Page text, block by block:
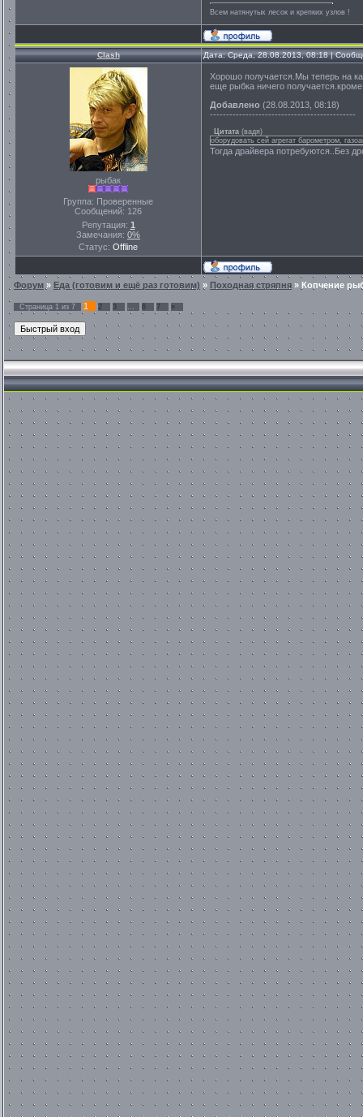
Всем натянутых лесок и крепких узлов !
Clash Дата: Среда, 28.08.2013, 08:18 |
рыбак
Группа: Проверенные
Сообщений: 126
Репутация: 1
Замечания: 0%
Статус: Offline
Хорошо получается.Мы теперь на
еще рыбка ничего
Добавлено (28.08.2013, 08:18)
---------------------------------------------
Цитата (вадя)
оборудовать сей агрегат барометром,
Тогда драйвера потребуются..Без
Форум » Еда (готовим и ещё раз готовим) » Походная стряпня » Копчение
Страница 1 из 7 1 2 3 … 6 7 »